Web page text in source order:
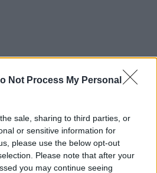
Not Process My Personal
sale, sharing to third parties, or
or sensitive information for
please use the below opt-out
Please note that after your
you may continue seeing
1kg (cca 490ks)
8,50 €
tento produkt?